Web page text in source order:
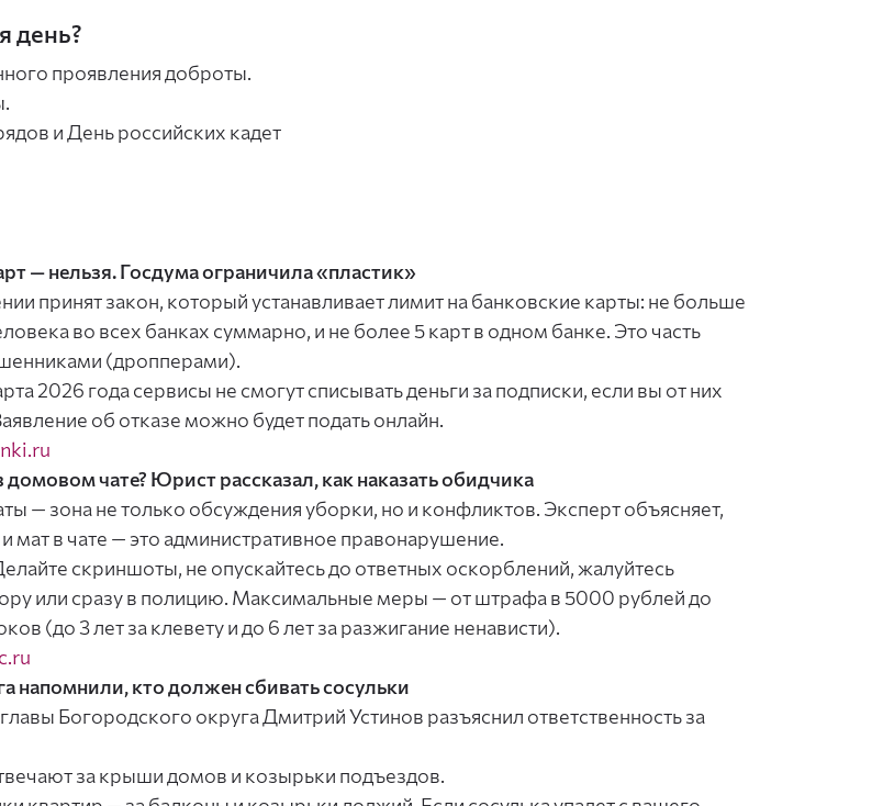
день?
проявления доброты.
и День российских кадет
— нельзя. Госдума ограничила «пластик»
принят закон, который устанавливает лимит на банковские карты: не больше
во всех банках суммарно, и не более 5 карт в одном банке. Это часть
(дропперами).
2026 года сервисы не смогут списывать деньги за подписки, если вы от них
об отказе можно будет подать онлайн.
чате? Юрист рассказал, как наказать обидчика
— зона не только обсуждения уборки, но и конфликтов. Эксперт объясняет,
и мат в чате — это административное правонарушение.
скриншоты, не опускайтесь до ответных оскорблений, жалуйтесь
или сразу в полицию. Максимальные меры — от штрафа в 5000 рублей до
(до 3 лет за клевету и до 6 лет за разжигание ненависти).
напомнили, кто должен сбивать сосульки
Богородского округа Дмитрий Устинов разъяснил ответственность за
за крыши домов и козырьки подъездов.